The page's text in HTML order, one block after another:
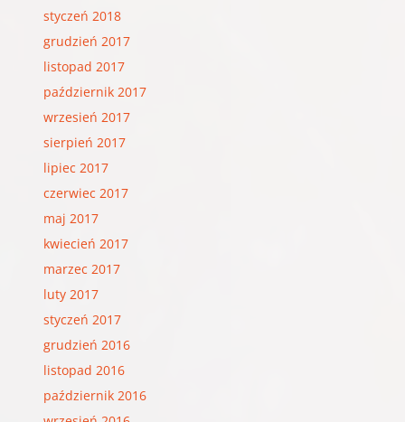
styczeń 2018
grudzień 2017
listopad 2017
październik 2017
wrzesień 2017
sierpień 2017
lipiec 2017
czerwiec 2017
maj 2017
kwiecień 2017
marzec 2017
luty 2017
styczeń 2017
grudzień 2016
listopad 2016
październik 2016